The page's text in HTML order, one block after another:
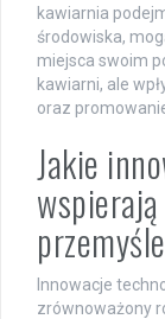
kawiarnia
środowiska,
miejsca swoim
kawiarni, ale
oraz
Jakie
Innowacje
zrównoważony